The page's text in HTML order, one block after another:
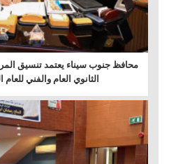
محافظ جنوب سيناء يعتمد تنسيق
الثانوي العام والفني للعام